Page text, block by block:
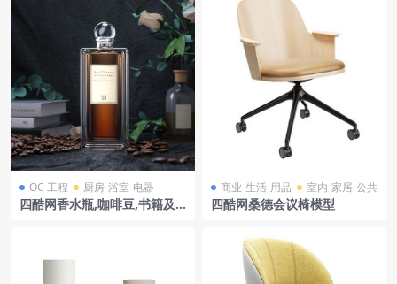
OC 工程 厨房-浴室-电器
四酷网香水瓶,咖啡豆,书籍及
商业-生活-用品 室内-家居-公共
四酷网桑德会议椅模型